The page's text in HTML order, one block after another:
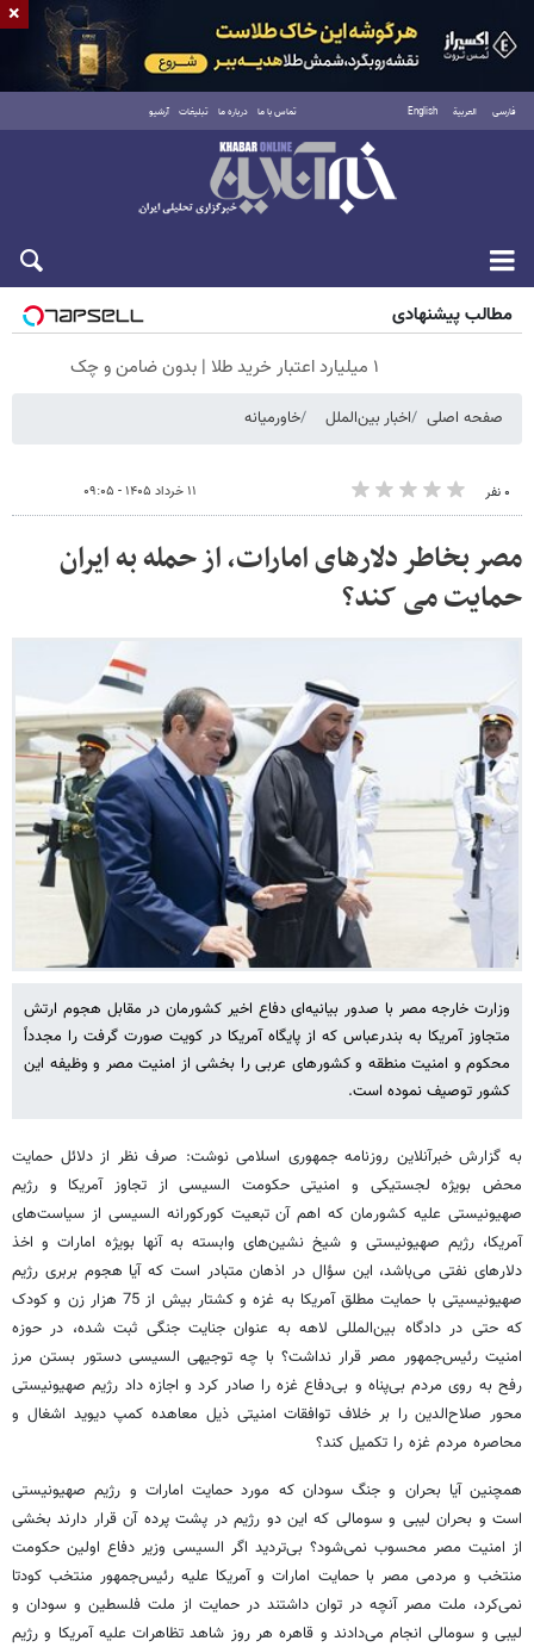
فارسی العربية English تماس با ما درباره ما تبلیغات آرشیو
پنجشنبه ۱۵ مرداد ۱۴۰۵
مطالب پیشنهادی
۱ میلیارد اعتبار خرید طلا | بدون ضامن و چک
صفحه اصلی اخبار بین‌الملل خاورمیانه
۰ نفر ۱۱ خرداد ۱۴۰۵ - ۰۹:۰۵
مصر بخاطر دلارهای امارات، از حمله به ایران
حمایت می کند؟
وزارت خارجه مصر با صدور بیانیه‌ای دفاع اخیر کشورمان در مقابل هجوم ارتش
متجاوز آمریکا به بندرعباس که از پایگاه آمریکا در کویت صورت گرفت را مجدداً
محکوم و امنیت منطقه و کشورهای عربی را بخشی از امنیت مصر و وظیفه این
کشور توصیف نموده است.
به گزارش خبرآنلاین روزنامه جمهوری اسلامی نوشت: صرف نظر از دلائل حمایت
محض بویژه لجستیکی و امنیتی حکومت السیسی از تجاوز آمریکا و رژیم
صهیونیستی علیه کشورمان که اهم آن تبعیت کورکورانه السیسی از سیاست‌های
آمریکا، رژیم صهیونیستی و شیخ نشین‌های وابسته به آنها بویژه امارات و اخذ
دلارهای نفتی می‌باشد، این سؤال در اذهان متبادر است که آیا هجوم بربری رژیم
صهیونیسیتی با حمایت مطلق آمریکا به غزه و کشتار بیش از 75 هزار زن و کودک
که حتی در دادگاه بین‌المللی لاهه به عنوان جنایت جنگی ثبت شده، در حوزه
امنیت رئیس‌جمهور مصر قرار نداشت؟ با چه توجیهی السیسی دستور بستن مرز
رفح به روی مردم بی‌پناه و بی‌دفاع غزه را صادر کرد و اجازه داد رژیم صهیونیستی
محور صلاح‌الدین را بر خلاف توافقات امنیتی ذیل معاهده کمپ دیوید اشغال و
محاصره مردم غزه را تکمیل کند؟
همچنین آیا بحران و جنگ سودان که مورد حمایت امارات و رژیم صهیونیستی
است و بحران لیبی و سومالی که این دو رژیم در پشت پرده آن قرار دارند بخشی
از امنیت مصر محسوب نمی‌شود؟ بی‌تردید اگر السیسی وزیر دفاع اولین حکومت
منتخب و مردمی مصر با حمایت امارات و آمریکا علیه رئیس‌جمهور منتخب کودتا
نمی‌کرد، ملت مصر آنچه در توان داشتند در حمایت از ملت فلسطین و سودان و
لیبی و سومالی انجام می‌دادند و قاهره هر روز شاهد تظاهرات علیه آمریکا و رژیم
×